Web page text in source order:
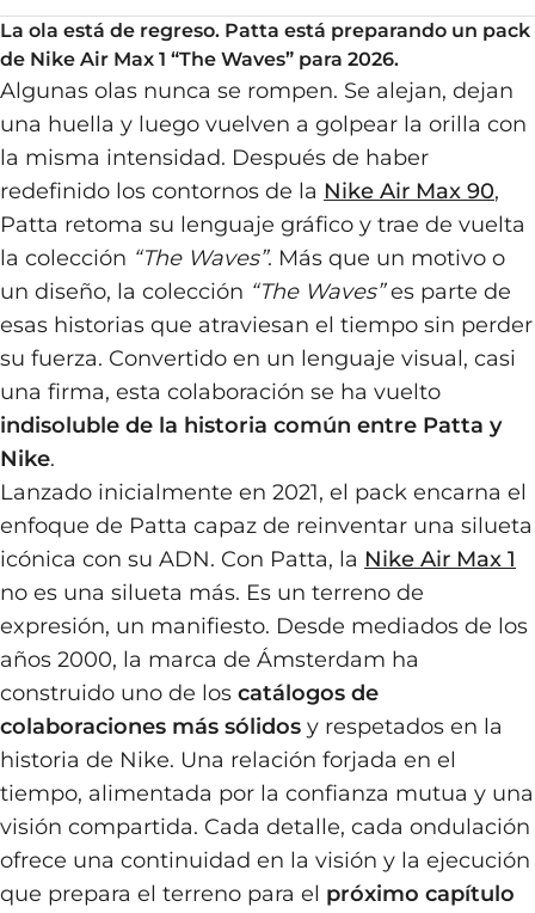
La ola está de regreso. Patta está preparando un pack
de Nike Air Max 1 “The Waves” para 2026.
Algunas olas nunca se rompen. Se alejan, dejan
una huella y luego vuelven a golpear la orilla con
la misma intensidad. Después de haber
redefinido los contornos de la Nike Air Max 90,
Patta retoma su lenguaje gráfico y trae de vuelta
la colección “The Waves”. Más que un motivo o
un diseño, la colección “The Waves”es parte de
esas historias que atraviesan el tiempo sin perder
su fuerza. Convertido en un lenguaje visual, casi
una firma, esta colaboración se ha vuelto
indisoluble de la historia común entre Patta y
Nike.
Lanzado inicialmente en 2021, el pack encarna el
enfoque de Patta capaz de reinventar una silueta
icónica con su ADN. Con Patta, la Nike Air Max 1
no es una silueta más. Es un terreno de
expresión, un manifiesto. Desde mediados de los
años 2000, la marca de Ámsterdam ha
construido uno de los catálogos de
colaboraciones más sólidos y respetados en la
historia de Nike. Una relación forjada en el
tiempo, alimentada por la confianza mutua y una
visión compartida. Cada detalle, cada ondulación
ofrece una continuidad en la visión y la ejecución
que prepara el terreno para el próximo capítulo